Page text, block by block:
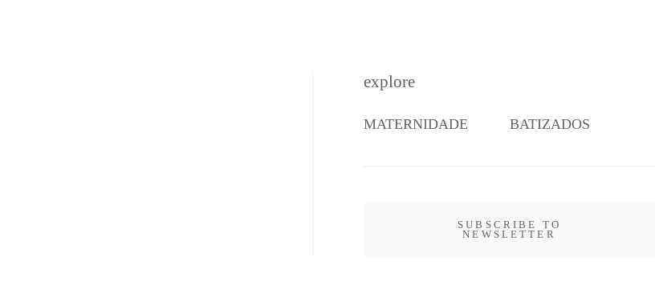
explore
MATERNIDADE BATIZADOS
SUBSCRIBE TO
NEWSLETTER